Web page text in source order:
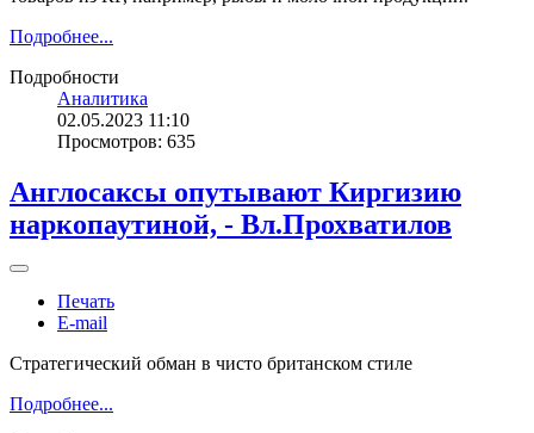
Подробнее...
Подробности
Аналитика
02.05.2023 11:10
Просмотров: 635
Англосаксы опутывают Киргизию
наркопаутиной, - Вл.Прохватилов
Печать
E-mail
Стратегический обман в чисто британском стиле
Подробнее...